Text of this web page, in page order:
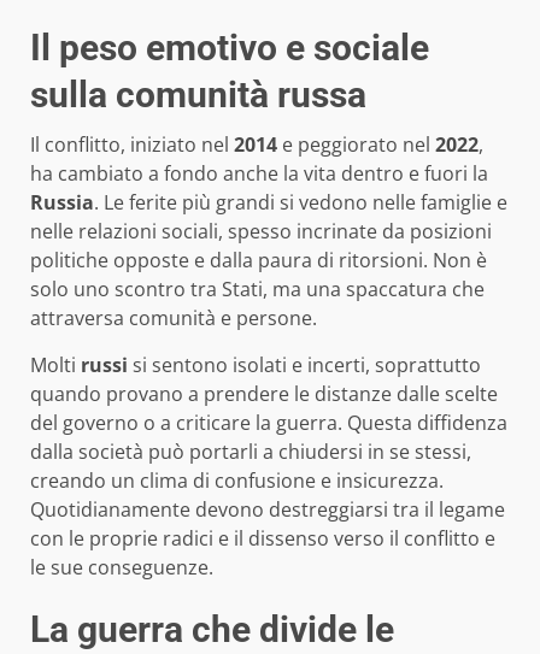
Il peso emotivo e sociale
sulla comunità russa
Il conflitto, iniziato nel 2014 e peggiorato nel 2022,
ha cambiato a fondo anche la vita dentro e fuori la
Russia. Le ferite più grandi si vedono nelle famiglie e
nelle relazioni sociali, spesso incrinate da posizioni
politiche opposte e dalla paura di ritorsioni. Non è
solo uno scontro tra Stati, ma una spaccatura che
attraversa comunità e persone.
Molti russi si sentono isolati e incerti, soprattutto
quando provano a prendere le distanze dalle scelte
del governo o a criticare la guerra. Questa diffidenza
dalla società può portarli a chiudersi in se stessi,
creando un clima di confusione e insicurezza.
Quotidianamente devono destreggiarsi tra il legame
con le proprie radici e il dissenso verso il conflitto e
le sue conseguenze.
La guerra che divide le